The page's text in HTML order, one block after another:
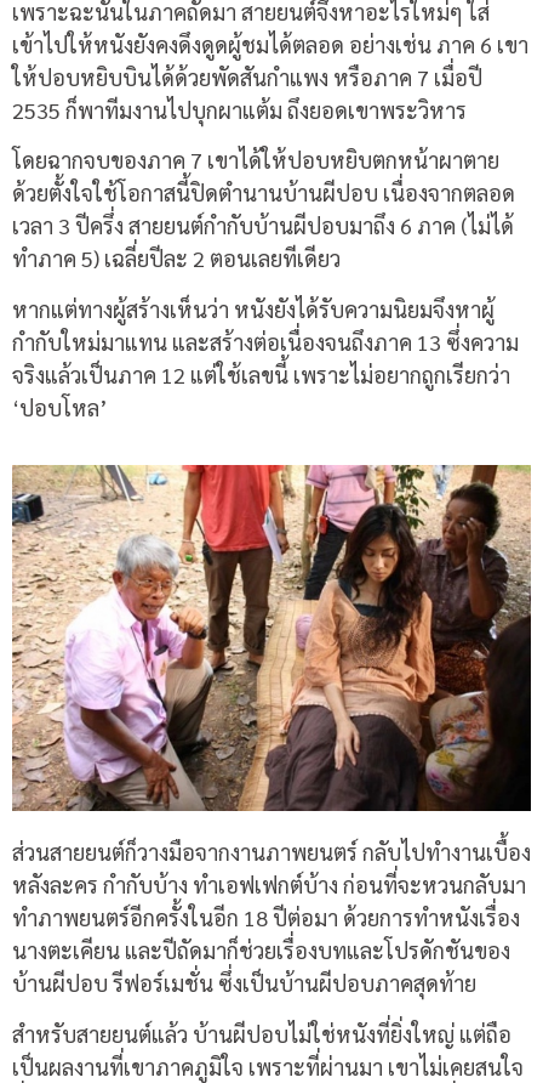
เพราะฉะนั้นในภาคถัดมา สายยนต์จึงหาอะไรใหม่ๆ ใส่
เข้าไปให้หนังยังคงดึงดูดผู้ชมได้ตลอด อย่างเช่น ภาค 6 เขา
ให้ปอบหยิบบินได้ด้วยพัดสันกำแพง หรือภาค 7 เมื่อปี
2535 ก็พาทีมงานไปบุกผาแต้ม ถึงยอดเขาพระวิหาร
โดยฉากจบของภาค 7 เขาได้ให้ปอบหยิบตกหน้าผาตาย
ด้วยตั้งใจใช้โอกาสนี้ปิดตำนานบ้านผีปอบ เนื่องจากตลอด
เวลา 3 ปีครึ่ง สายยนต์กำกับบ้านผีปอบมาถึง 6 ภาค (ไม่ได้
ทำภาค 5) เฉลี่ยปีละ 2 ตอนเลยทีเดียว
หากแต่ทางผู้สร้างเห็นว่า หนังยังได้รับความนิยมจึงหาผู้
กำกับใหม่มาแทน และสร้างต่อเนื่องจนถึงภาค 13 ซึ่งความ
จริงแล้วเป็นภาค 12 แต่ใช้เลขนี้ เพราะไม่อยากถูกเรียกว่า
‘ปอบโหล’
ส่วนสายยนต์ก็วางมือจากงานภาพยนตร์ กลับไปทำงานเบื้อง
หลังละคร กำกับบ้าง ทำเอฟเฟกต์บ้าง ก่อนที่จะหวนกลับมา
ทำภาพยนตร์อีกครั้งในอีก 18 ปีต่อมา ด้วยการทำหนังเรื่อง
นางตะเคียน และปีถัดมาก็ช่วยเรื่องบทและโปรดักชันของ
บ้านผีปอบ รีฟอร์เมชั่น ซึ่งเป็นบ้านผีปอบภาคสุดท้าย
สำหรับสายยนต์แล้ว บ้านผีปอบไม่ใช่หนังที่ยิ่งใหญ่ แต่ถือ
เป็นผลงานที่เขาภาคภูมิใจ เพราะที่ผ่านมา เขาไม่เคยสนใจ